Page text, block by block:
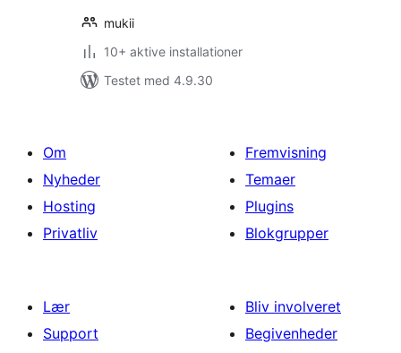
mukii
10+ aktive installationer
Testet med 4.9.30
Om
Nyheder
Hosting
Privatliv
Fremvisning
Temaer
Plugins
Blokgrupper
Lær
Support
Bliv involveret
Begivenheder